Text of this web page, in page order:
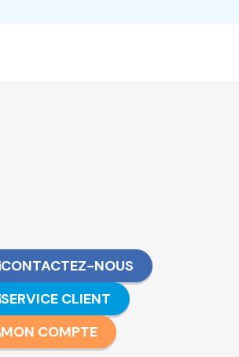
CONTACTEZ-NOUS
SERVICE CLIENT
MON COMPTE